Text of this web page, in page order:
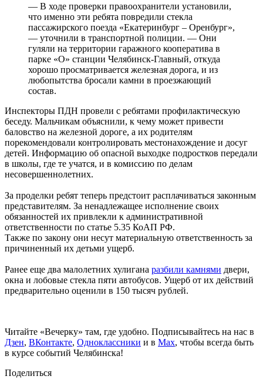
— В ходе проверки правоохранители установили,
что именно эти ребята повредили стекла
пассажирского поезда «Екатеринбург – Оренбург»,
— уточнили в транспортной полиции. — Они
гуляли на территории гаражного кооператива в
парке «О» станции Челябинск-Главный, откуда
хорошо просматривается железная дорога, и из
любопытства бросали камни в проезжающий
состав.
Инспекторы ПДН провели с ребятами профилактическую
беседу. Мальчикам объяснили, к чему может привести
баловство на железной дороге, а их родителям
порекомендовали контролировать местонахождение и досуг
детей. Информацию об опасной выходке подростков передали
в школы, где те учатся, и в комиссию по делам
несовершеннолетних.
За проделки ребят теперь предстоит расплачиваться законным
представителям. За ненадлежащее исполнение своих
обязанностей их привлекли к административной
ответственности по статье 5.35 КоАП РФ.
Также по закону они несут материальную ответственность за
причиненный их детьми ущерб.
Ранее еще два малолетних хулигана разбили камнями двери,
окна и лобовые стекла пяти автобусов. Ущерб от их действий
предварительно оценили в 150 тысяч рублей.
Читайте «Вечерку» там, где удобно. Подписывайтесь на нас в
Дзен, ВКонтакте, Одноклассники и в Max, чтобы всегда быть
в курсе событий Челябинска!
Поделиться